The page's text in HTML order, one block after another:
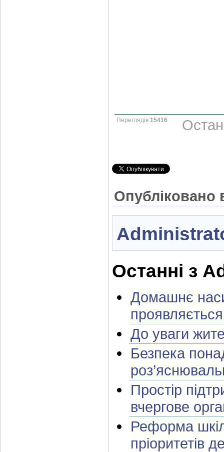
Переглядів 15416
Опубліковано
Останні з
Домашнє
До уваги
Безпека
Простір
вчергове
Реформа
пріоритетів